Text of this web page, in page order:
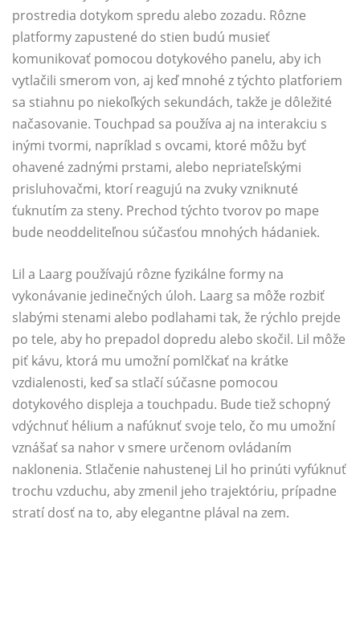
prostredia dotykom spredu alebo zozadu. Rôzne
platformy zapustené do stien budú musieť
komunikovať pomocou dotykového panelu, aby ich
vytlačili smerom von, aj keď mnohé z týchto platforiem
sa stiahnu po niekoľkých sekundách, takže je dôležité
načasovanie. Touchpad sa používa aj na interakciu s
inými tvormi, napríklad s ovcami, ktoré môžu byť
ohavené zadnými prstami, alebo nepriateľskými
prisluhovačmi, ktorí reagujú na zvuky vzniknuté
ťuknutím za steny. Prechod týchto tvorov po mape
bude neoddeliteľnou súčasťou mnohých hádaniek.
Lil a Laarg používajú rôzne fyzikálne formy na
vykonávanie jedinečných úloh. Laarg sa môže rozbiť
slabými stenami alebo podlahami tak, že rýchlo prejde
po tele, aby ho prepadol dopredu alebo skočil. Lil môže
piť kávu, ktorá mu umožní pomlčkať na krátke
vzdialenosti, keď sa stlačí súčasne pomocou
dotykového displeja a touchpadu. Bude tiež schopný
vdýchnuť hélium a nafúknuť svoje telo, čo mu umožní
vznášať sa nahor v smere určenom ovládaním
naklonenia. Stlačenie nahustenej Lil ho prinúti vyfúknuť
trochu vzduchu, aby zmenil jeho trajektóriu, prípadne
stratí dosť na to, aby elegantne plával na zem.